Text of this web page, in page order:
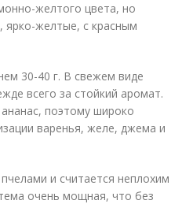
желтого цвета, но
желтые, с красным
30-40 г. В свежем виде
всего за стойкий аромат.
поэтому широко
варенья, желе, джема и
и считается неплохим
очень мощная, что без